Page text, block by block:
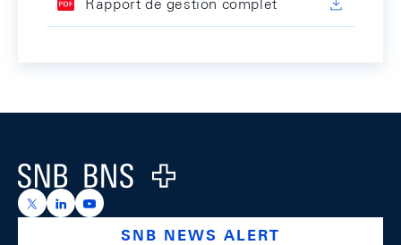
Rapport de gestion complet
Logo
https://x.com/snb_bns
https://ch.linkedin.com/company/swiss-national-
https://www.youtube.com/@swissnationalbank
SNB NEWS ALERT